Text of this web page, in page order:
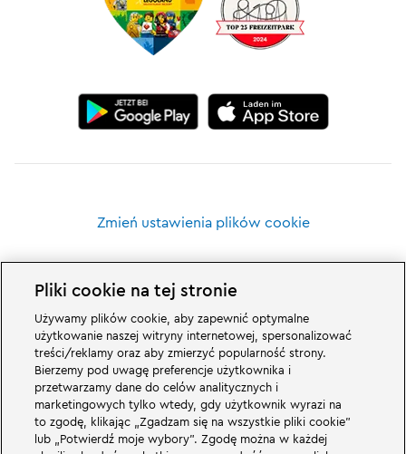
Wspaniałe rzeczy czekają na Was w rodzinnym parku rozrywki LEGOLAND w
Niemczech i jego światach tematycznych. Przeżyjcie ekscytujące atrakcje i
mnóstwo zabawy z LEGO® LEGOLAND w Niemczech to park rozrywki dla
rodzin z dziećmi w wieku od 2 do 12 lat. Park LEGOLAND znajduje się w
pobliżu Günzburga w Bawarii. LEGOLAND Deutschland to jeden z
największych parków rozrywki w Bawarii i jeden z najbardziej znanych i
popularnych parków rozrywki w Niemczech. Park rozrywki zapewni
wyjątkowe wrażenia dla dzieci i dorosłych oferując 68 atrakcji. W
LEGOLAND Resort oprócz parku rozrywki znajduje się również wioska
Zmień ustawienia plików cookie
Pliki cookie na tej stronie
Używamy plików cookie, aby zapewnić optymalne
użytkowanie naszej witryny internetowej, spersonalizować
treści/reklamy oraz aby zmierzyć popularność strony.
Bierzemy pod uwagę preferencje użytkownika i
przetwarzamy dane do celów analitycznych i
marketingowych tylko wtedy, gdy użytkownik wyrazi na
to zgodę, klikając „Zgadzam się na wszystkie pliki cookie”
lub „Potwierdź moje wybory”. Zgodę można w każdej